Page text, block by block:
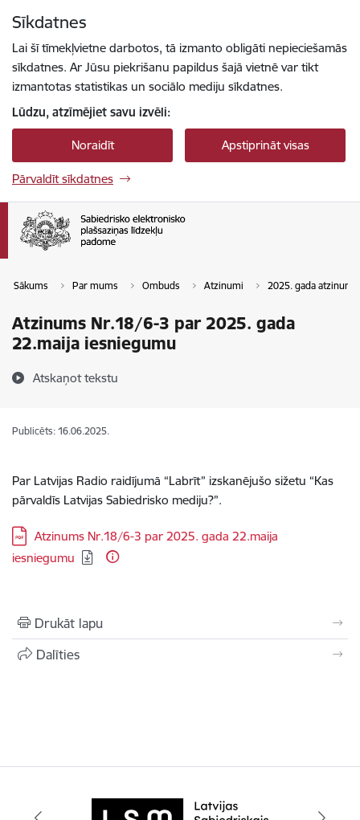
Sīkdatnes
Lai šī tīmekļvietne darbotos, tā izmanto obligāti nepieciešamās
sīkdatnes. Ar Jūsu piekrišanu papildus šajā vietnē var tikt
izmantotas statistikas un sociālo mediju sīkdatnes.
Lūdzu, atzīmējiet savu izvēli:
Noraidīt Apstiprināt visas
Pārvaldīt sīkdatnes
Sākums Par mums Ombuds Atzinumi 2025. gada atzinumi
Atzinums Nr.18/6-3 par 2025. gada
22.maija iesniegumu
Atskaņot tekstu
Publicēts: 16.06.2025.
Par Latvijas Radio raidījumā “Labrīt” izskanējušo sižetu “Kas
pārvaldīs Latvijas Sabiedrisko mediju?”.
Lejupielādēt:
Atzinums Nr.18/6-3 par 2025. gada 22.maija
iesniegumu
Drukāt lapu
Dalīties